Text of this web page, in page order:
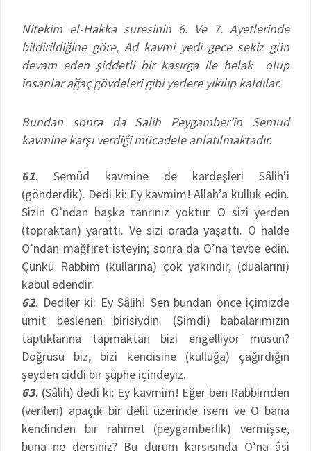
Nitekim el-Hakka suresinin 6. Ve 7. Ayetlerinde
bildirildiğine göre, Ad kavmi yedi gece sekiz gün
devam eden şiddetli bir kasırga ile helak olup
insanlar ağaç gövdeleri gibi yerlere yıkılıp kaldılar.
Bundan sonra da Salih Peygamber’in Semud
kavmine karşı verdiği mücadele anlatılmaktadır.
61. Semûd kavmine de kardeşleri Sâlih’i
(gönderdik). Dedi ki: Ey kavmim! Allah’a kulluk edin.
Sizin O’ndan başka tanrınız yoktur. O sizi yerden
(topraktan) yarattı. Ve sizi orada yaşattı. O halde
O’ndan mağfiret isteyin; sonra da O’na tevbe edin.
Çünkü Rabbim (kullarına) çok yakındır, (dualarını)
kabul edendir.
62. Dediler ki: Ey Sâlih! Sen bundan önce içimizde
ümit beslenen birisiydin. (Şimdi) babalarımızın
taptıklarına tapmaktan bizi engelliyor musun?
Doğrusu biz, bizi kendisine (kulluğa) çağırdığın
şeyden ciddi bir şüphe içindeyiz.
63. (Sâlih) dedi ki: Ey kavmim! Eğer ben Rabbimden
(verilen) apaçık bir delil üzerinde isem ve O bana
kendinden bir rahmet (peygamberlik) vermişse,
buna ne dersiniz? Bu durum karşısında O’na âsi